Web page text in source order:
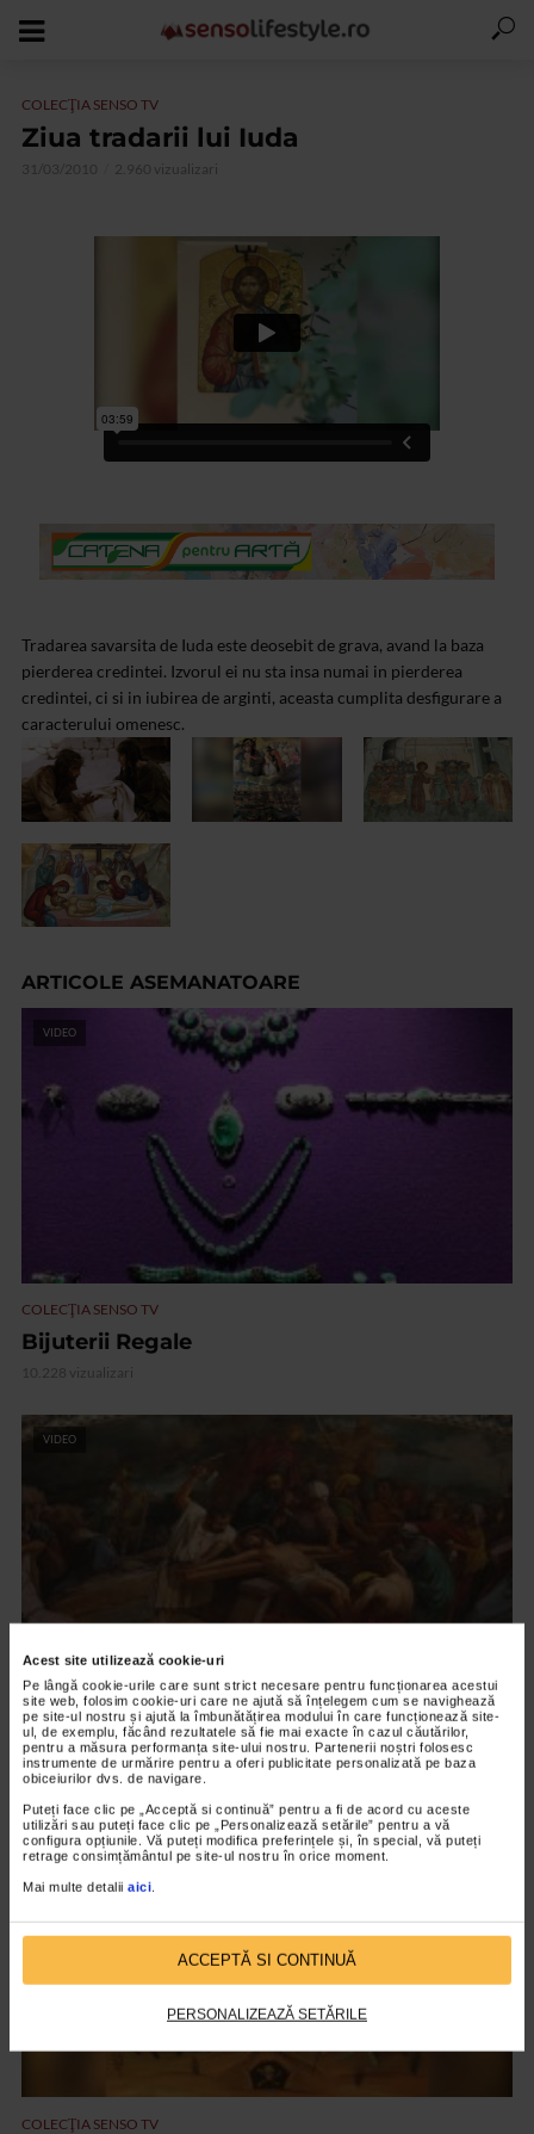
Acest site utilizează cookie-uri
Pe lângă cookie-urile care sunt strict necesare pentru funcționarea acestui
site web, folosim cookie-uri care ne ajută să înțelegem cum se navighează
pe site-ul nostru și ajută la îmbunătățirea modului în care funcționează site-
ul, de exemplu, făcând rezultatele să fie mai exacte în cazul căutărilor,
pentru a măsura performanța site-ului nostru. Partenerii noștri folosesc
instrumente de urmărire pentru a oferi publicitate personalizată pe baza
obiceiurilor dvs. de navigare.
Puteți face clic pe „Acceptă si continuă” pentru a fi de acord cu aceste
utilizări sau puteți face clic pe „Personalizează setările” pentru a vă
configura opțiunile. Vă puteți modifica preferințele și, în special, vă puteți
retrage consimțământul pe site-ul nostru în orice moment.
Mai multe detalii aici
ACCEPTĂ SI CONTINUĂ
PERSONALIZEAZĂ SETĂRILE
COLECŢIA SENSO TV
Ziua tradarii lui Iuda
31/03/2010 2.960 vizualizari
Tradarea savarsita de Iuda este deosebit de grava, avand la baza
pierderea credintei. Izvorul ei nu sta insa numai in pierderea
credintei, ci si in iubirea de arginti, aceasta cumplita desfigurare a
caracterului omenesc.
ARTICOLE ASEMANATOARE
VIDEO
COLECŢIA SENSO TV
Bijuterii Regale
10.228 vizualizari
VIDEO
COLECŢIA SENSO TV
Joia Mare
34.673 vizualizari
VIDEO
COLECŢIA SENSO TV